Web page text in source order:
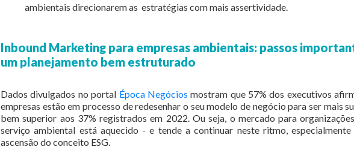
ambientais direcionarem as estratégias com mais assertividade.
Inbound Marketing para empresas ambientais: passos
um planejamento bem estruturado
Dados divulgados no portal Época Negócios mostram que 57% dos executivos
empresas estão em processo de redesenhar o seu modelo de negócio para ser mais
bem superior aos 37% registrados em 2022. Ou seja, o mercado para
serviço ambiental está aquecido - e tende a continuar neste ritmo,
ascensão do conceito ESG.